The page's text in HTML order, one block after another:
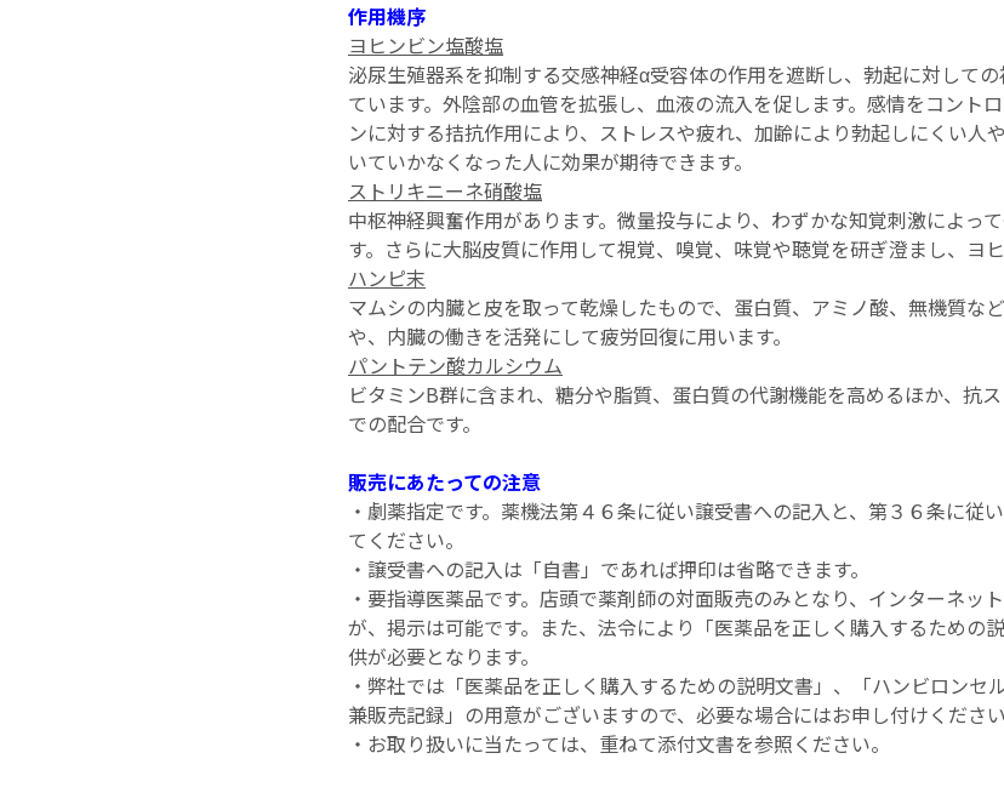
作用機序
ヨヒンビン塩酸塩
泌尿生殖器系を抑制する交感神経α受容体の作用を遮断し、勃起に対して
ています。外陰部の血管を拡張し、血液の流入を促します。感情をコント
ンに対する拮抗作用により、ストレスや疲れ、加齢により勃起しにくい人
いていかなくなった人に効果が期待できます。
ストリキニーネ硝酸塩
中枢神経興奮作用があります。微量投与により、わずかな知覚刺激によっ
す。さらに大脳皮質に作用して視覚、嗅覚、味覚や聴覚を研ぎ澄まし、ヨ
ハンピ末
マムシの内臓と皮を取って乾燥したもので、蛋白質、アミノ酸、無機質な
や、内臓の働きを活発にして疲労回復に用います。
パントテン酸カルシウム
ビタミンB群に含まれ、糖分や脂質、蛋白質の代謝機能を高めるほか、抗
での配合です。
販売にあたっての注意
・劇薬指定です。薬機法第４６条に従い譲受書への記入と、第３６条に従
てください。
・譲受書への記入は「自書」であれば押印は省略できます。
・要指導医薬品です。店頭で薬剤師の対面販売のみとなり、インターネッ
が、掲示は可能です。また、法令により「医薬品を正しく購入するための
供が必要となります。
・弊社では「医薬品を正しく購入するための説明文書」、「ハンビロンセ
兼販売記録」の用意がございますので、必要な場合にはお申し付けください
・お取り扱いに当たっては、重ねて添付文書を参照ください。